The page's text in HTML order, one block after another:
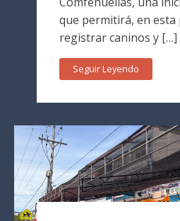
que permitirá, en esta
registrar caninos y […]
Seguir Leyendo